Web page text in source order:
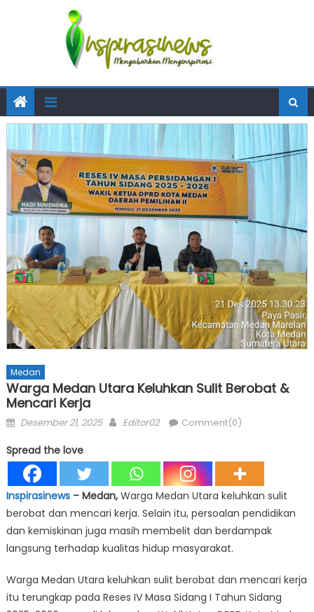
Medan
Warga Medan Utara Keluhkan Sulit Berobat &
Mencari Kerja
Posted
Desember 21, 2025 Author
Editor02 Comment(0)
Spread the love
Inspirasinews– Medan, Warga Medan Utara keluhkan sulit
berobat dan mencari kerja. Selain itu, persoalan pendidikan
dan kemiskinan juga masih membelit dan berdampak
langsung terhadap kualitas hidup masyarakat.
Warga Medan Utara keluhkan sulit berobat dan mencari kerja
itu terungkap pada Reses IV Masa Sidang I Tahun Sidang